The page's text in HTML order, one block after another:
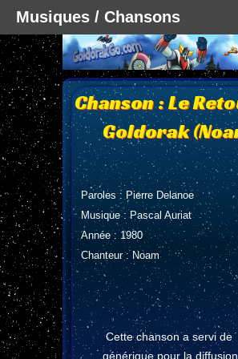
Chanson : Le
Goldorak
Paroles : Pierre Delanoe
Musique : Pascal Auriat
Année : 1980
Chanteur : Noam
Cette chanson a servi de
générique pour la diffusion
Musiques / Chansons